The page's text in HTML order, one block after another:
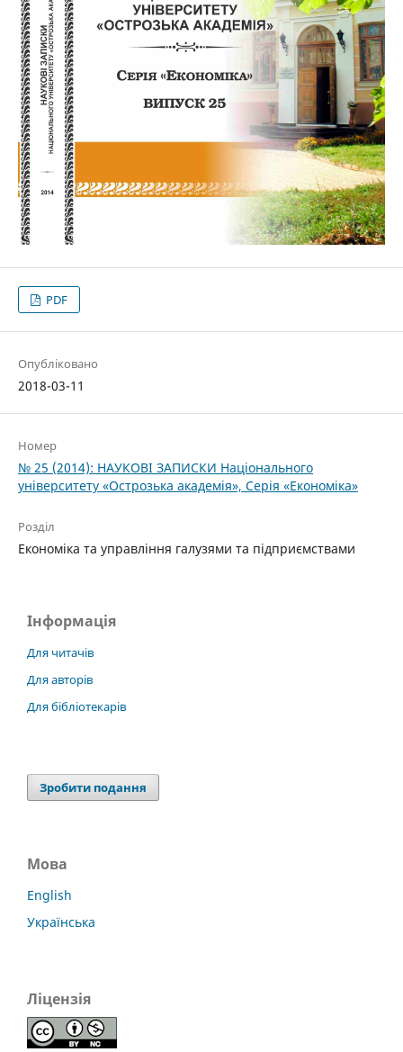
PDF
Опубліковано
2018-03-11
Номер
№ 25 (2014): НАУКОВІ ЗАПИСКИ Національного
університету «Острозька акаде­мія», Серія «Економіка»
Розділ
Економіка та управління галузями та підприємствами
Інформація
Для читачів
Для авторів
Для бібліотекарів
Зробити подання
Мова
English
Українська
Ліцензія